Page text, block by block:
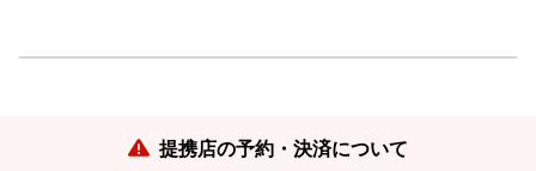
提携店の予約・決済について